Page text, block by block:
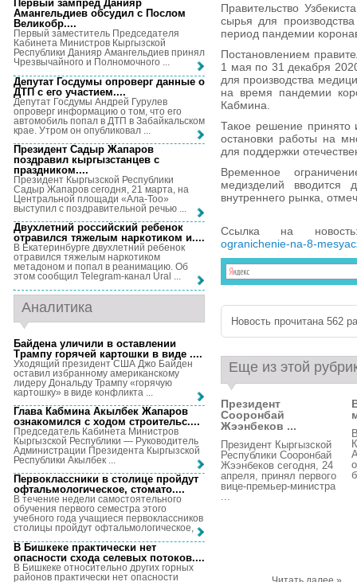
Правительство
сырья для
период пандемии
Постановлением
1 мая по 31 декабря
для производства
на время пандемии
Кабмина.
Такое решение принято
остановки работы на
для поддержки
Временное
медизделий вводится
внутреннего рынка,
Ссылка на
ogranichenie-na-8-
Новость прочитана 562
Еще из этой
Президент
Сооронбай
Жээнбеков ...
Президент Кыргызской
Республики Сооронбай
Жээнбеков сегодня, 24
апреля, принял первого
вице-премьер-министра
...
Первый зампред Данияр
Амангельдиев обсудил с Послом
Великобр....
Первый заместитель Председателя
Кабинета Министров Кыргызской
Республики Данияр Амангельдиев принял
Чрезвычайного и Полномочного ...
Депутат Госдумы опроверг данные о
ДТП с его участием....
Депутат Госдумы Андрей Гурулев
опроверг информацию о том, что его
автомобиль попал в ДТП в Забайкальском
крае. Утром он опубликовал ...
Президент Садыр Жапаров
поздравил кыргызстанцев с
праздником....
Президент Кыргызской Республики
Садыр Жапаров сегодня, 21 марта, на
Центральной площади «Ала-Тоо»
выступил с поздравительной речью ...
Двухлетний российский ребенок
отравился тяжелым наркотиком и....
В Екатеринбурге двухлетний ребенок
отравился тяжелым наркотиком
метадоном и попал в реанимацию. Об
этом сообщил Telegram-канал Ural ...
Аналитика
Байдена уличили в оставлении
Трампу горячей картошки в виде ....
Уходящий президент США Джо Байден
оставил избранному американскому
лидеру Дональду Трампу «горячую
картошку» в виде конфликта ...
Глава Кабмина Акылбек Жапаров
ознакомился с ходом строительс....
Председатель Кабинета Министров
Кыргызской Республики — Руководитель
Администрации Президента Кыргызской
Республики Акылбек ...
Первоклассники в столице пройдут
офтальмологическое, стомато....
В течение недели самостоятельного
обучения первого семестра этого
учебного года учащиеся первоклассников
столицы пройдут офтальмологическое, ...
В Бишкеке практически нет
опасности схода селевых потоков....
В Бишкеке относительно других горных
районов практически нет опасности